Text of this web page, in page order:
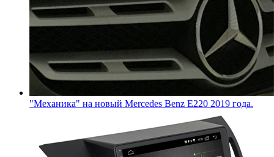
"Механика" на новый Mercedes Benz E220 2019 года.